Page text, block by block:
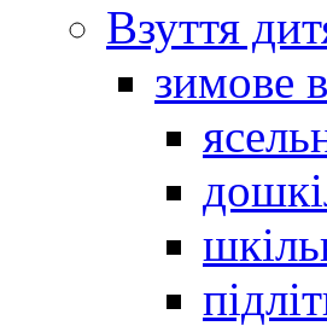
Взуття
зимове